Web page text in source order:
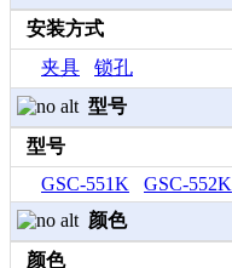
安装方式
夹具
锁孔
型号
型号
GSC-551K
GSC-552K
颜色
颜色